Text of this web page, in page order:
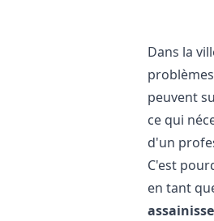
Dans la
peuvent
ce qui
d'un
C'est
en tant